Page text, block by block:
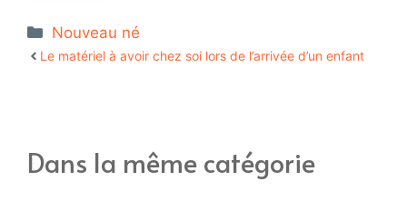
Catégories
Nouveau né
Le matériel à avoir chez soi lors de l’arrivée d’un enfant
Dans la même catégorie